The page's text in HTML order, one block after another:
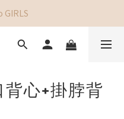
GIRLS
心+掛脖背